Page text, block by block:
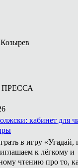
кабинет для
в игру «Угадай,
к лёгкому и
чтению про то,